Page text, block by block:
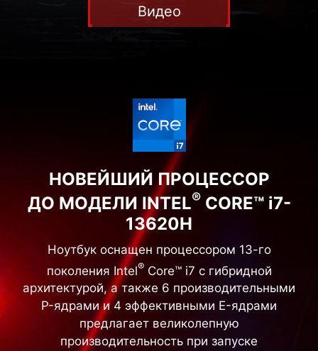
Видео
НОВЕЙШИЙ ПРОЦЕССОР
ДО МОДЕЛИ INTEL®CORE™ i7-
13620H
Ноутбук оснащен процессором 13-го
поколения Intel®Core™ i7 с гибридной
архитектурой, а также 6 производительными
P-ядрами и 4 эффективными E-ядрами
предлагает великолепную
производительность при запуске